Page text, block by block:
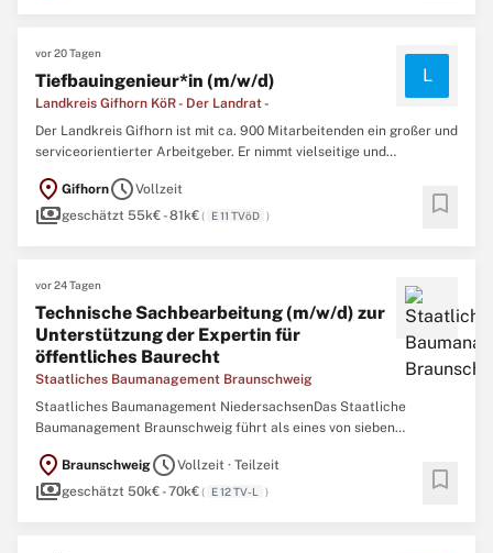
vor 20 Tagen
Tiefbauingenieur*in (m/w/d)
Landkreis Gifhorn KöR - Der Landrat -
L
Der Landkreis Gifhorn ist mit ca. 900 Mitarbeitenden ein großer und
serviceorientierter Arbeitgeber. Er nimmt vielseitige und
Soziales, Bauen und Umwelt, Öffentliche Sicherheit und Ordnung
sowie Gesundheit und Bildung wahr, um das Zusammenleben ...
location_on GifhornscheduleVollzeit
paymentsgeschätzt 55k€ - 81k€( E 11 TVöD ) bookmark
vor 24 Tagen
Technische Sachbearbeitung (m/w/d) zur
Unterstützung der Expertin für
öffentliches Baurecht
Staatliches Baumanagement Braunschweig
Staatliches Baumanagement NiedersachsenDas Staatliche
Baumanagement Braunschweig führt als eines von sieben
interessante Bauaufgaben des Landes und des Bundes durch,
insbesondere im Kultur- und Forschungsbereich. Mit mehr als 180
location_on BraunschweigscheduleVollzeit · Teilzeit
paymentsgeschätzt 50k€ - 70k€( E 12 TV-L ) bookmark